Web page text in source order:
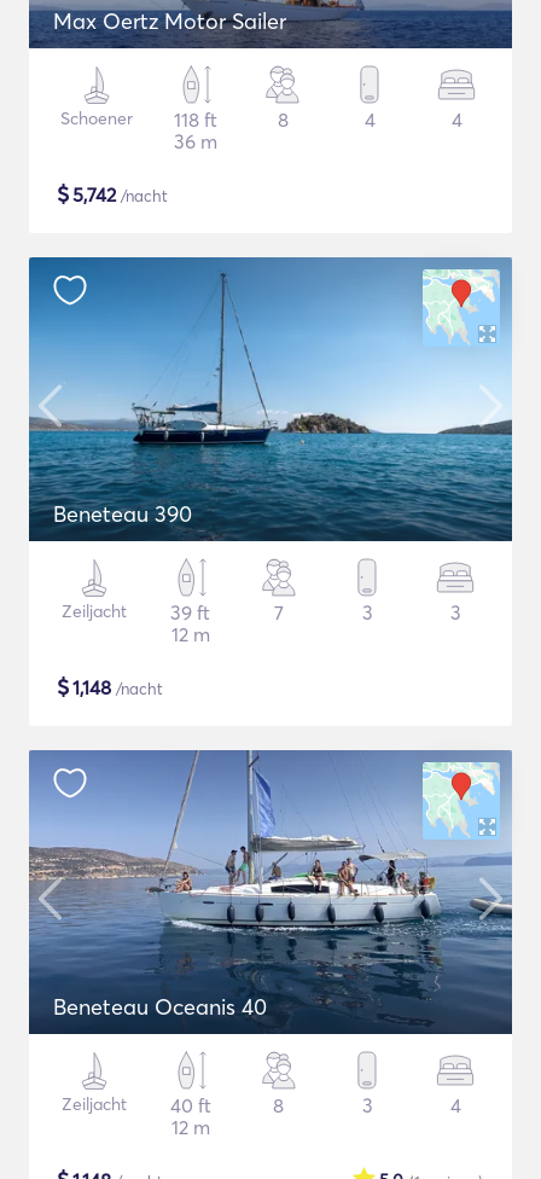
Max Oertz Motor Sailer
Schoener
118 ft
36 m
8 4 4
$5,742/nacht
Beneteau 390
Zeiljacht
39 ft
12 m
7 3 3
$1,148 /nacht
Beneteau Oceanis 40
Zeiljacht
40 ft
12 m
8 3 4